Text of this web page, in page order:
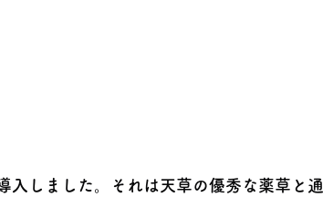
入しました。それは天草の優秀な薬草と通